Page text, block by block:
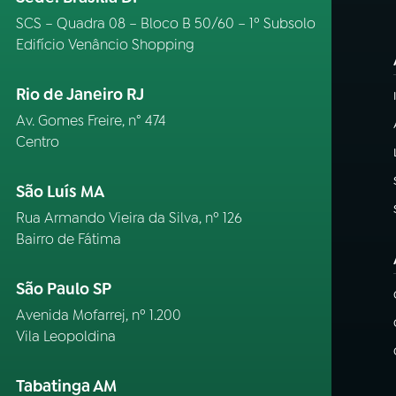
SCS – Quadra 08 – Bloco B 50/60 – 1º Subsolo
Edifício Venâncio Shopping
Rio de Janeiro RJ
Av. Gomes Freire, n° 474
Centro
São Luís MA
Rua Armando Vieira da Silva, nº 126
Bairro de Fátima
São Paulo SP
Avenida Mofarrej, nº 1.200
Vila Leopoldina
Tabatinga AM